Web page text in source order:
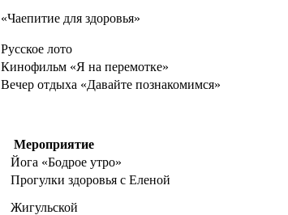
«Чаепитие для здоровья»
Русское лото
Кинофильм «Я на перемотке»
Вечер отдыха «Давайте познакомимся»
Мероприятие
Йога «Бодрое утро»
Прогулки здоровья с Еленой
Жигульской